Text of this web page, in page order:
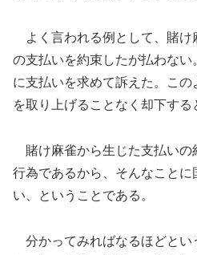
よく言われる例として、賭け
の支払いを約束したが払わな
に支払いを求めて訴えた。この
を取り上げることなく却下する
賭け麻雀から生じた支払いの
行為であるから、そんなこと
い、ということである。
分かってみればなるほどとい